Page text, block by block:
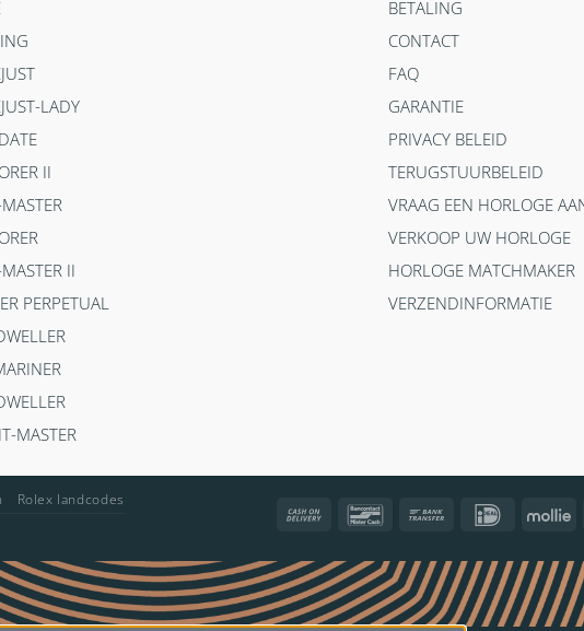
LADY
II
II
PERPETUAL
MASTER
BETALING
CONTACT
FAQ
GARANTIE
PRIVACY BELEID
TERUGSTUURBELEID
VRAAG EEN HORLOGE
VERKOOP UW HORLOGE
HORLOGE MATCHMAKER
VERZENDINFORMATIE
Cash
Delivery
Bancontact Bank
IDeal
Rolex landcodes